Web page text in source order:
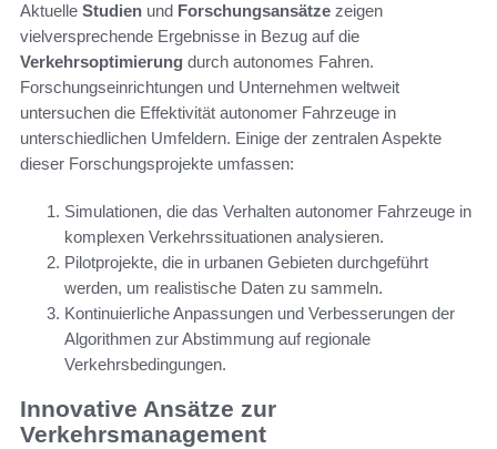
Aktuelle Studien und Forschungsansätze zeigen
vielversprechende Ergebnisse in Bezug auf die
Verkehrsoptimierung durch autonomes Fahren.
Forschungseinrichtungen und Unternehmen weltweit
untersuchen die Effektivität autonomer Fahrzeuge in
unterschiedlichen Umfeldern. Einige der zentralen Aspekte
dieser Forschungsprojekte umfassen:
Simulationen, die das Verhalten autonomer Fahrzeuge in
komplexen Verkehrssituationen analysieren.
Pilotprojekte, die in urbanen Gebieten durchgeführt
werden, um realistische Daten zu sammeln.
Kontinuierliche Anpassungen und Verbesserungen der
Algorithmen zur Abstimmung auf regionale
Verkehrsbedingungen.
Innovative Ansätze zur
Verkehrsmanagement